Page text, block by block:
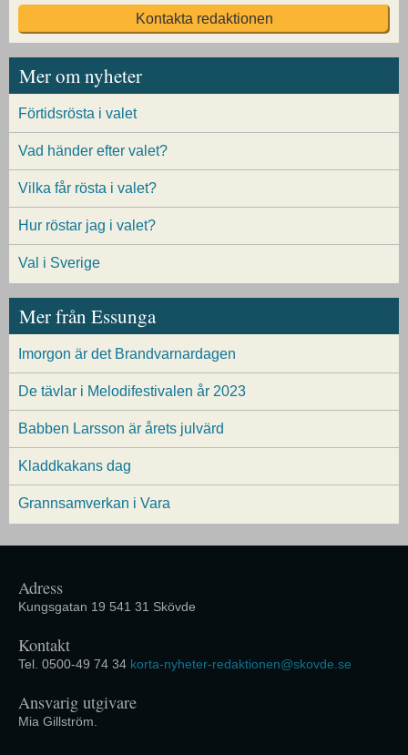
Kontakta redaktionen
Mer om nyheter
Förtidsrösta i valet
Vad händer efter valet?
Vilka får rösta i valet?
Hur röstar jag i valet?
Val i Sverige
Mer från Essunga
Imorgon är det Brandvarnardagen
De tävlar i Melodifestivalen år 2023
Babben Larsson är årets julvärd
Kladdkakans dag
Grannsamverkan i Vara
Adress
Kungsgatan 19 541 31 Skövde
Kontakt
Tel. 0500-49 74 34 korta-nyheter-redaktionen@skovde.se
Ansvarig utgivare
Mia Gillström.